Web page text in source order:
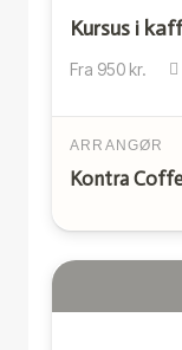
Kursus i
Fra 950 kr.
ARRANGØR
Kontra